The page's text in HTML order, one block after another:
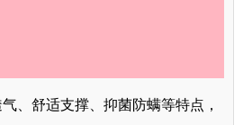
、舒适支撑、抑菌防螨等特点，